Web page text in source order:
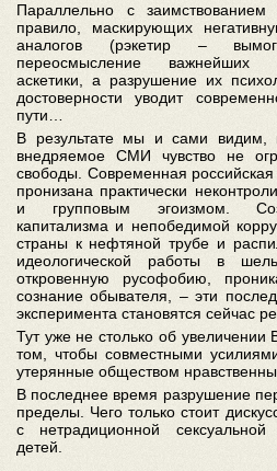
Параллельно с
правило, маскирующих
аналогов (рэкетир –
переосмысление важнейших
аскетики, а разрушение их
достоверности уводит
пути…
В результате мы и сами видим,
внедряемое СМИ чувство не
свободы. Современная российская
пронизана практически
и групповым эгоизмом.
капитализма и непобедимой
страны к нефтяной трубе и
идеологической работы в
откровенную русофобию,
сознание обывателя, – эти
эксперимента становятся сейчас
Тут уже не столько об увеличении
том, чтобы совместными
утерянные обществом
В последнее время разрушение
пределы. Чего только стоит
с нетрадиционной сексуальной
детей.